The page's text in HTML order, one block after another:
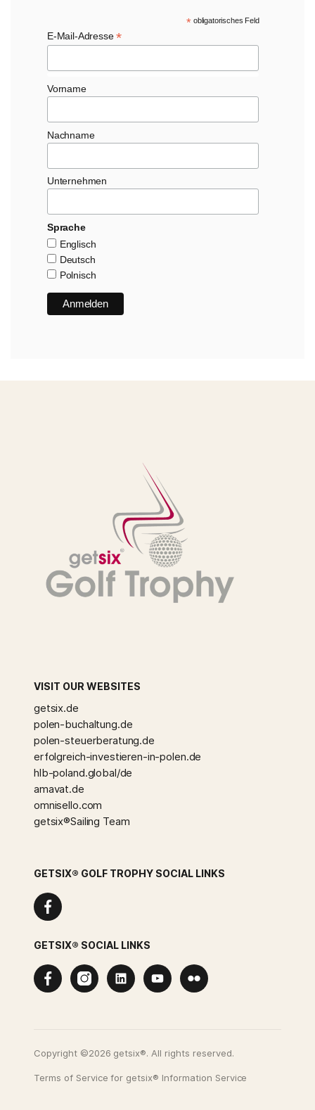
* obligatorisches Feld
E-Mail-Adresse*
Vorname
Nachname
Unternehmen
Sprache
Englisch
Deutsch
Polnisch
VISIT OUR WEBSITES
getsix.de
polen-buchaltung.de
polen-steuerberatung.de
erfolgreich-investieren-in-polen.de
hlb-poland.global/de
amavat.de
omnisello.com
getsix®Sailing Team
GETSIX® GOLF TROPHY SOCIAL LINKS
Facebook
GETSIX® SOCIAL LINKS
FacebookInstagramLinkedinYoutubeFlickr
Copyright ©2026 getsix®. All rights reserved.
Terms of Service for getsix® Information Service